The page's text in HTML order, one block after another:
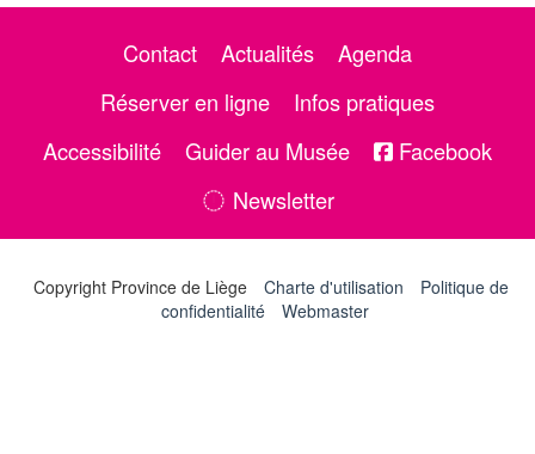
Contact Actualités
Agenda
Réserver en ligne
Infos pratiques
Accessibilité
Guider au Musée
Facebook
Newsletter
Copyright Province de Liège Charte d'utilisation
Politique de
confidentialité
Webmaster